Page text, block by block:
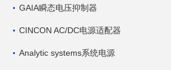
GAIA瞬态电压抑制器
CINCON AC/DC电源适配器
Analytic systems系统电源